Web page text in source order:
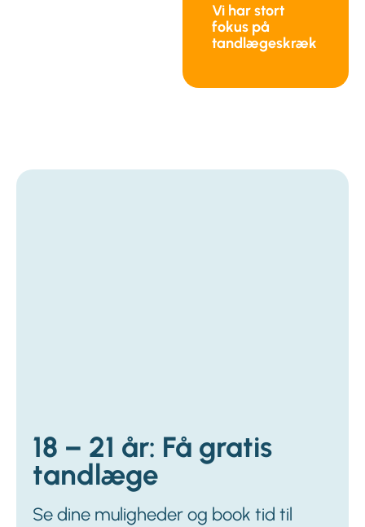
Vi har stort
fokus på
tandlægeskræk
18 – 21 år: Få gratis
tandlæge
Se dine muligheder og book tid til